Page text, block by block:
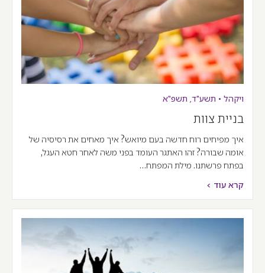
ויקהל • תשע"ד, תשפ"א
בניית צוות
איך מפיחים רוח חדשה בעם מיואש? איך מאחים את רסיסיה של
אומה שבורה? זהו האתגר העומד בפני משה לאחר חטא העגל,
בפתח פרשתנו. מילת המפתח…
קרא עוד >